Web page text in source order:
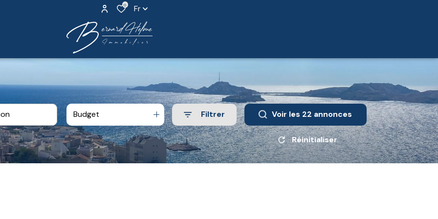
0 Fr
Budget Filtrer Voir les 22 annonces
Réinitialiser